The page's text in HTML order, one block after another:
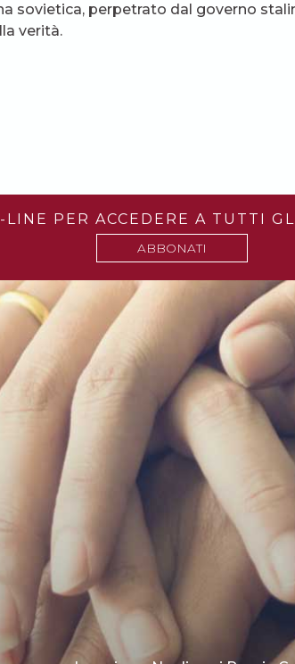
sovietica, perpetrato dal governo
verità.
PER ACCEDERE A TUTTI
ABBONATI